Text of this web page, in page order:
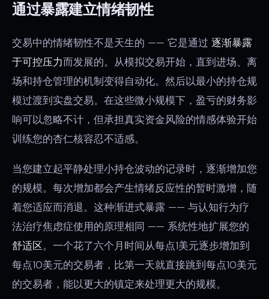
通过暴露建立情绪韧性
交易中的情绪韧性不是天生的 —— 它是通过 逐渐暴露
于可控压力而发展的。从模拟交易开始，直到进场、离
场和持仓管理的机制变得自动化。然后以最小的持仓规
模过渡到实盘交易。在这些微小规模下，盈亏的财务影
响可以忽略不计，但承担真实资金风险的情感体验开始
训练您的杏仁核容忍不适感。
当您建立起平静处理小持仓波动的记录时，逐渐增加您
的规模。每次增加都会产生情绪反应性的暂时激增，随
着您适应而消退。这种渐进式暴露 —— 与认知行为疗
法治疗焦虑症使用的原理相同 —— 系统性地扩展您的
舒适区。一个花了六个月时间从每点1美元逐步增加到
每点10美元的交易者，比第一天就直接跳到每点10美元
的交易者，能以更大的镇定来处理更大的规模。